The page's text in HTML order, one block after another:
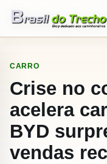
CARRO
Crise no
acelera
BYD
vendas